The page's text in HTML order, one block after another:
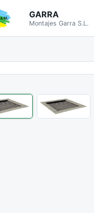
GARRA
Montajes Garra S.L.